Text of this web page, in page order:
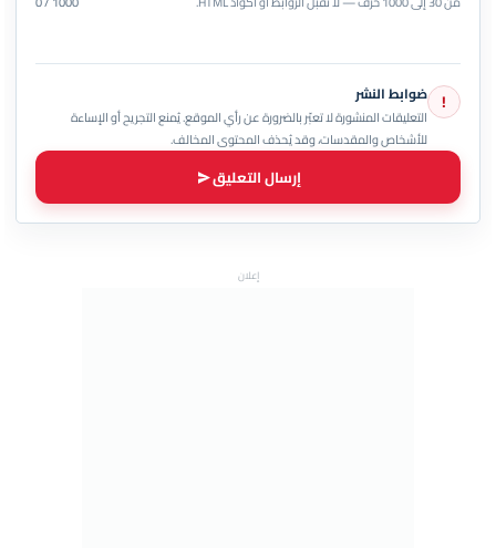
! ضوابط النشر
التعليقات المنشورة لا تعبّر بالضرورة عن رأي الموقع. يُمنع التجريح أو الإساءة
للأشخاص والمقدسات، وقد يُحذف المحتوى المخالف.
إرسال التعليق
إعلان